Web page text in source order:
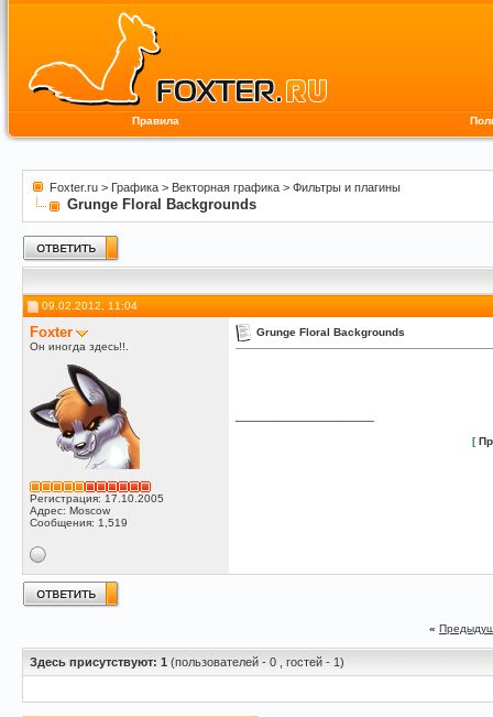
Правила
Foxter.ru > Графика > Векторная графика > Фильтры и плагины
Grunge Floral Backgrounds
09.02.2012, 11:04
Foxter
Он иногда здесь!!.
Регистрация: 17.10.2005
Адрес: Moscow
Сообщения: 1,519
Grunge Floral Backgrounds
[
«
Здесь присутствуют: 1 (пользователей - 0 , гостей - 1)